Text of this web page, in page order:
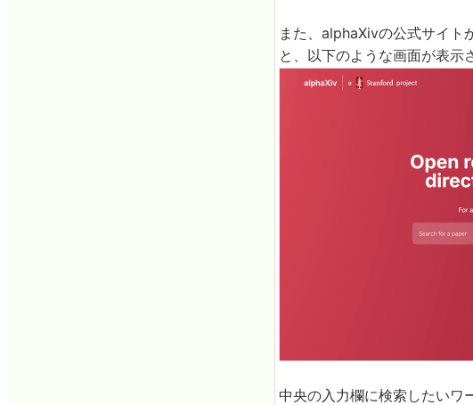
また、alphaXivの公式サイト
と、以下のような画面が表示
中央の入力欄に検索したいワ